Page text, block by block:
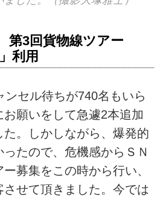
第3回貨物線ツアー
利用
セル待ちが740名もいら
願いをして急遽2本追加
。しかしながら、爆発的
たので、危機感からＳＮ
募集をこの時から行い、
せて頂きました。今では